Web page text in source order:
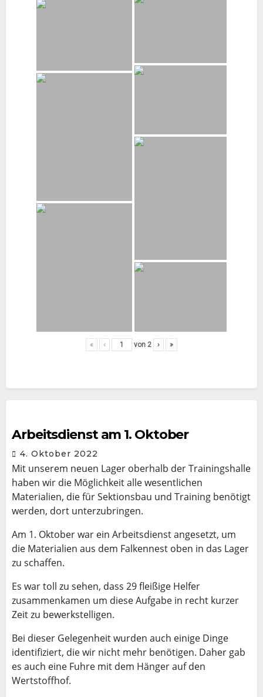
« ‹ von 2 › »
Arbeitsdienst am 1. Oktober
4. Oktober 2022
Mit unserem neuen Lager oberhalb der Trainingshalle
haben wir die Möglichkeit alle wesentlichen
Materialien, die für Sektionsbau und Training benötigt
werden, dort unterzubringen.
Am 1. Oktober war ein Arbeitsdienst angesetzt, um
die Materialien aus dem Falkennest oben in das Lager
zu schaffen.
Es war toll zu sehen, dass 29 fleißige Helfer
zusammenkamen um diese Aufgabe in recht kurzer
Zeit zu bewerkstelligen.
Bei dieser Gelegenheit wurden auch einige Dinge
identifiziert, die wir nicht mehr benötigen. Daher gab
es auch eine Fuhre mit dem Hänger auf den
Wertstoffhof.